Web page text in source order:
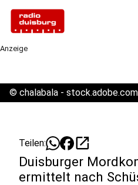
Anzeige
© chalabala - stock.adobe.com
Teilen: open_in_new
Duisburger
ermittelt nach